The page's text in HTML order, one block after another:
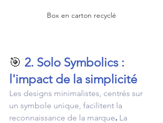
Box en carton recyclé
🎯 2. Solo Symbolics :
l'impact de la simplicité
Les designs minimalistes, centrés sur
un symbole unique, facilitent la
reconnaissance de la marque. La